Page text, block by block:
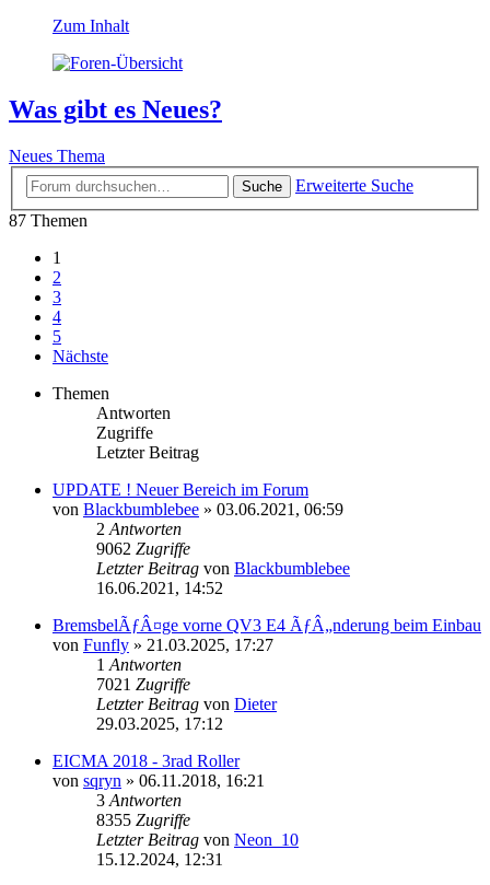
Zum Inhalt
Was gibt es Neues?
Neues Thema
Suche
Erweiterte Suche
87 Themen
1
2
3
4
5
Nächste
Themen
Antworten
Zugriffe
Letzter Beitrag
UPDATE ! Neuer Bereich im Forum
von Blackbumblebee » 03.06.2021, 06:59
2 Antworten
9062 Zugriffe
Letzter Beitrag von Blackbumblebee
16.06.2021, 14:52
BremsbelÃƒÂ¤ge vorne QV3 E4 ÃƒÂ„nderung beim Einbau
von Funfly » 21.03.2025, 17:27
1 Antworten
7021 Zugriffe
Letzter Beitrag von Dieter
29.03.2025, 17:12
EICMA 2018 - 3rad Roller
von sqryn » 06.11.2018, 16:21
3 Antworten
8355 Zugriffe
Letzter Beitrag von Neon_10
15.12.2024, 12:31